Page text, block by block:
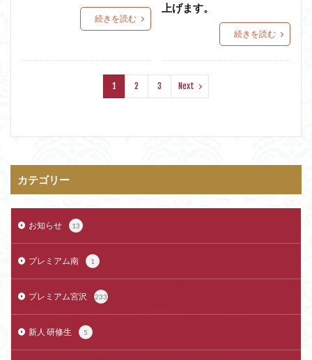
続きを読む
上げます。
続きを読む
1 2 3 Next
カテゴリー
お知らせ 13
プレミアム南 1
プレミアム宮沢 233
新人 研修生 5